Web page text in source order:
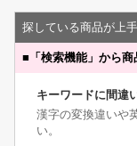
探している商品が上
■ 「検索機能」から
キーワードに間違
漢字の変換違いや
い。